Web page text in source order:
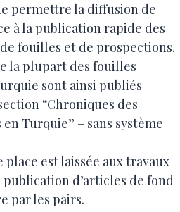
permettre la diffusion de
à la publication rapide des
fouilles et de prospections.
la plupart des fouilles
sont ainsi publiés
“Chroniques des
Turquie” – sans système
est laissée aux travaux
publication d’articles de fond
par les pairs.